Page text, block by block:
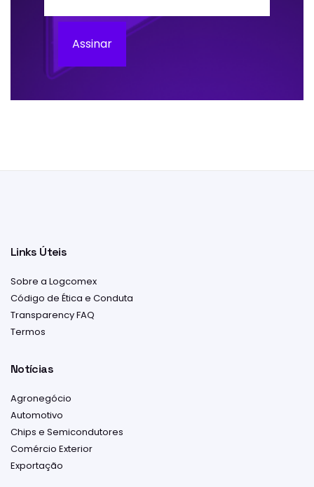
Assinar
Links Úteis
Sobre a Logcomex
Código de Ética e Conduta
Transparency FAQ
Termos
Notícias
Agronegócio
Automotivo
Chips e Semicondutores
Comércio Exterior
Exportação